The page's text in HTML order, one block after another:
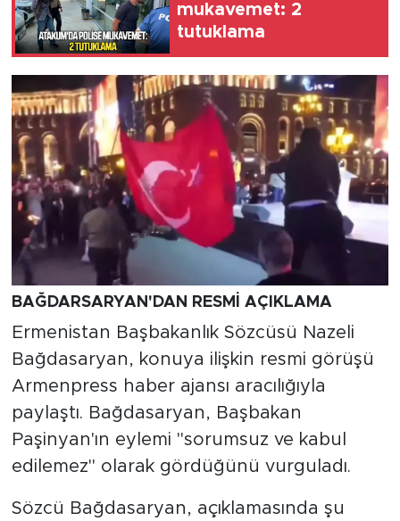
mukavemet: 2
tutuklama
BAĞDARSARYAN'DAN RESMİ AÇIKLAMA
Ermenistan Başbakanlık Sözcüsü Nazeli
Bağdasaryan, konuya ilişkin resmi görüşü
Armenpress haber ajansı aracılığıyla
paylaştı. Bağdasaryan, Başbakan
Paşinyan'ın eylemi "sorumsuz ve kabul
edilemez" olarak gördüğünü vurguladı.
Sözcü Bağdasaryan, açıklamasında şu